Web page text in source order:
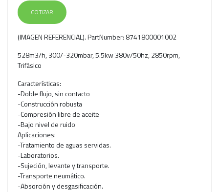
COTIZAR
(IMAGEN REFERENCIAL). PartNumber: 8741800001002
528m3/h, 300/-320mbar, 5.5kw 380v/50hz, 2850rpm,
Trifásico
Características:
-Doble flujo, sin contacto
-Construcción robusta
-Compresión libre de aceite
-Bajo nivel de ruido
Aplicaciones:
-Tratamiento de aguas servidas.
-Laboratorios.
-Sujeción, levante y transporte.
-Transporte neumático.
-Absorción y desgasificación.